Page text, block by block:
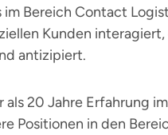
im Bereich Contact
Kunden
antizipiert.
20 Jahre Erfahrung
Positionen in den